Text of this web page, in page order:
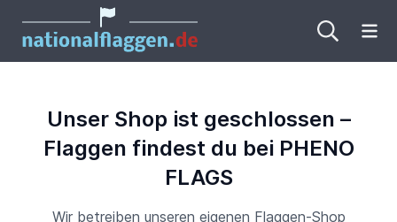
Unser Shop ist geschlossen –
Flaggen findest du bei PHENO
FLAGS
Wir betreiben unseren eigenen Flaggen-Shop